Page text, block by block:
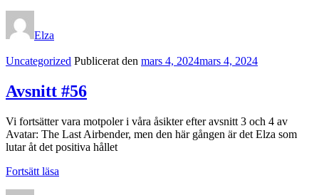
Elza
Kategorilänkar
Uncategorized Publicerat den mars 4, 2024mars 4, 2024
Avsnitt #56
Vi fortsätter vara motpoler i våra åsikter efter avsnitt 3 och 4 av
Avatar: The Last Airbender, men den här gången är det Elza som
lutar åt det positiva hållet
Fortsätt läsa